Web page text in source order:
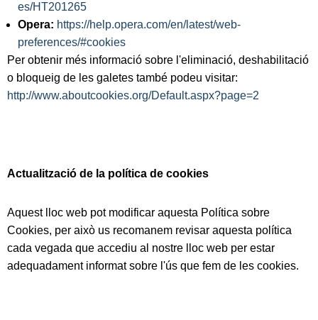
es/HT201265
Opera: https://help.opera.com/en/latest/web-
preferences/#cookies
Per obtenir més informació sobre l'eliminació, deshabilitació
o bloqueig de les galetes també podeu visitar:
http://www.aboutcookies.org/Default.aspx?page=2
Actualització de la política de cookies
Aquest lloc web pot modificar aquesta Política sobre
Cookies, per això us recomanem revisar aquesta política
cada vegada que accediu al nostre lloc web per estar
adequadament informat sobre l'ús que fem de les cookies.